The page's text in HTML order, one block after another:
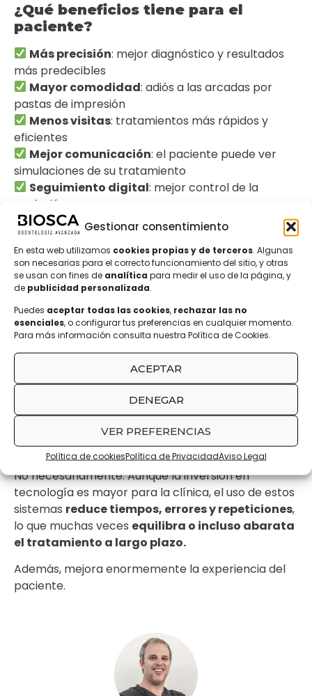
Gestionar consentimiento
En esta web utilizamos cookies propias y de terceros . Algunas
son necesarias para el correcto funcionamiento del sitio, y otras
se usan con fines de analítica para medir el uso de la página, y
de publicidad personalizada
Puedes aceptar todas las cookies, rechazar las no
esenciales, o configurar tus preferencias en cualquier momento.
Para más información consulta nuestra Política de Cookies.
ACEPTAR
DENEGAR
VER PREFERENCIAS
Política de cookiesPolítica de PrivacidadAviso Legal
¿Qué beneficios tiene para el
paciente?
Más precisión: mejor diagnóstico y resultados
más predecibles
Mayor comodidad: adiós a las arcadas por
pastas de impresión
Menos visitas: tratamientos más rápidos y
eficientes
Mejor comunicación: el paciente puede ver
simulaciones de su tratamiento
Seguimiento digital: mejor control de la
evolución
Tratamientos que ya usan
tecnología digital
Ortodoncia invisible (Invisalign®, Spark®)
Implantología con planificación virtual
Prótesis y carillas personalizadas
Diseño estético de sonrisa
Feruloterapia digital para bruxismo
¿Es más caro?
No necesariamente. Aunque la inversión en
tecnología es mayor para la clínica, el uso de estos
sistemas reduce tiempos, errores y repeticiones,
lo que muchas veces equilibra o incluso abarata
el tratamiento a largo plazo.
Además, mejora enormemente la experiencia del
paciente.